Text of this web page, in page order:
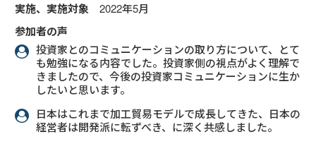
実施、実施対象 2022年5月
参加者の声
投資家とのコミュニケーションの取り方について、とて
も勉強になる内容でした。投資家側の視点がよく理解で
きましたので、今後の投資家コミュニケーションに生か
したいと思います。
日本はこれまで加工貿易モデルで成長してきた、日本の
経営者は開発派に転ずべき、に深く共感しました。